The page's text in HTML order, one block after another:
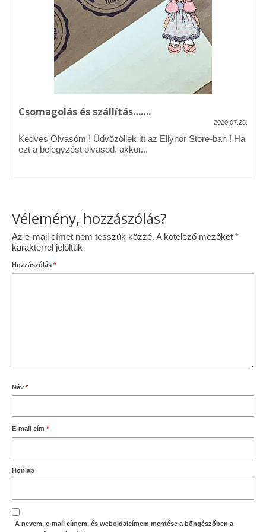
Vásárok, ahol velem is találkozhattál…
Alapanyagok, kellékek
A termékek tisztítása
Ellynor története
Adatkezelési tájékoztató
Általános Szerződési Feltételek
Csomagolás és szállítás…….
2020.07.25.
Kedves Olvasóm ! Üdvözöllek itt az Ellynor Store-ban ! Ha
ezt a bejegyzést olvasod, akkor...
Vélemény, hozzászólás?
Az e-mail címet nem tesszük közzé. A kötelező mezőket *
karakterrel jelöltük
Hozzászólás *
Név *
E-mail cím *
Honlap
A nevem, e-mail címem, és weboldalcímem mentése a böngészőben a